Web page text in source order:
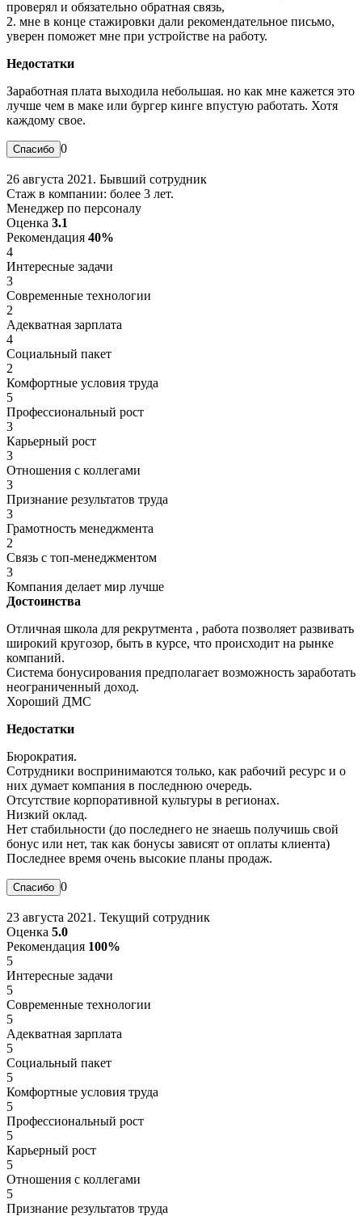
проверял и обязательно обратная связь,
2. мне в конце стажировки дали рекомендательное письмо,
уверен поможет мне при устройстве на работу.
Недостатки
Заработная плата выходила небольшая. но как мне кажется это
лучше чем в маке или бургер кинге впустую работать. Хотя
каждому свое.
0
26 августа 2021. Бывший сотрудник
Стаж в компании: более 3 лет.
Менеджер по персоналу
Оценка 3.1
Рекомендация 40%
4
Интересные задачи
3
Современные технологии
2
Адекватная зарплата
4
Социальный пакет
2
Комфортные условия труда
5
Профессиональный рост
3
Карьерный рост
3
Отношения с коллегами
3
Признание результатов труда
3
Грамотность менеджмента
2
Связь с топ-менеджментом
3
Компания делает мир лучше
Достоинства
Отличная школа для рекрутмента , работа позволяет развивать
широкий кругозор, быть в курсе, что происходит на рынке
компаний.
Система бонусирования предполагает возможность заработать
неограниченный доход.
Хороший ДМС
Недостатки
Бюрократия.
Сотрудники воспринимаются только, как рабочий ресурс и о
них думает компания в последнюю очередь.
Отсутствие корпоративной культуры в регионах.
Низкий оклад.
Нет стабильности (до последнего не знаешь получишь свой
бонус или нет, так как бонусы зависят от оплаты клиента)
Последнее время очень высокие планы продаж.
0
23 августа 2021. Текущий сотрудник
Оценка 5.0
Рекомендация 100%
5
Интересные задачи
5
Современные технологии
5
Адекватная зарплата
5
Социальный пакет
5
Комфортные условия труда
5
Профессиональный рост
5
Карьерный рост
5
Отношения с коллегами
5
Признание результатов труда